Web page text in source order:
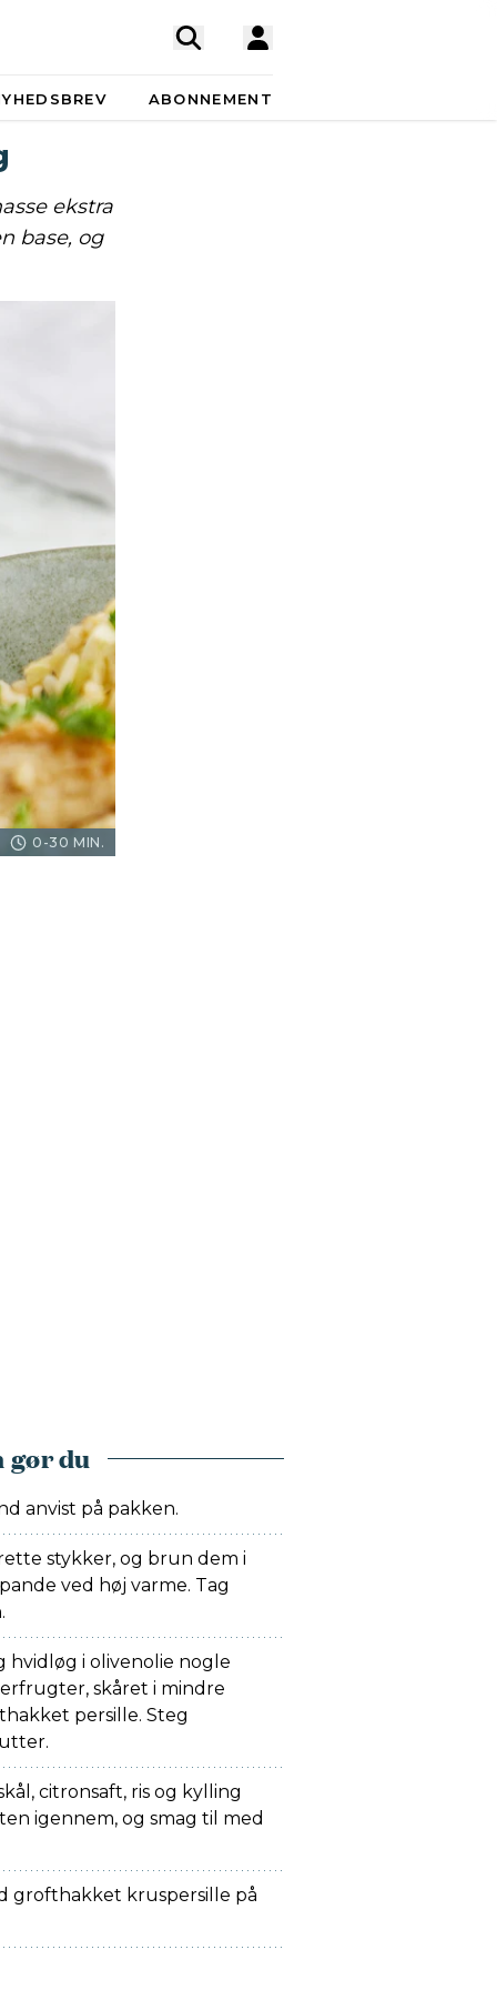
ABONNEMENT
ekstra
base, og
0-30 MIN.
gør du
anvist på pakken.
stykker, og brun dem i
ved høj varme. Tag
hvidløg i olivenolie nogle
skåret i mindre
persille. Steg
citronsaft, ris og kylling
igennem, og smag til med
grofthakket kruspersille på